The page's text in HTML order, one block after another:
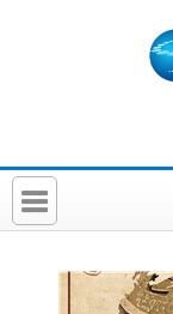
社科要闻